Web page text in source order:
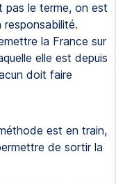
pas le terme, on est
la France sur
elle est depuis
doit faire
est en train,
de sortir la